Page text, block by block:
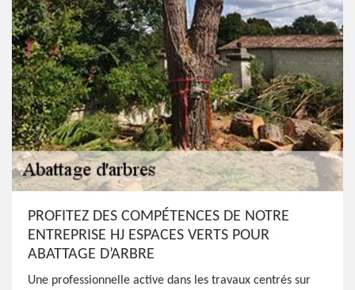
PROFITEZ DES COMPÉTENCES DE NOTRE
ENTREPRISE HJ ESPACES VERTS POUR
ABATTAGE D’ARBRE
Une professionnelle active dans les travaux centrés sur